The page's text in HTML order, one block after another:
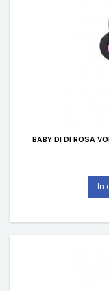
BABY DI DI ROSA
In